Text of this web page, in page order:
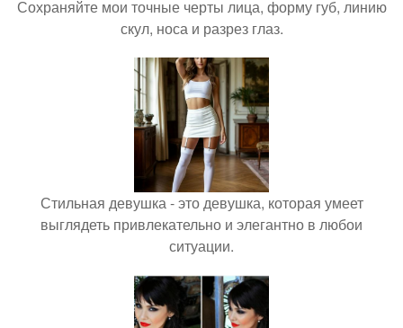
Сохраняйте мои точные черты лица, форму губ, линию
скул, носа и разрез глаз.
Стильная девушка - это девушка, которая умеет
выглядеть привлекательно и элегантно в любои
ситуации.